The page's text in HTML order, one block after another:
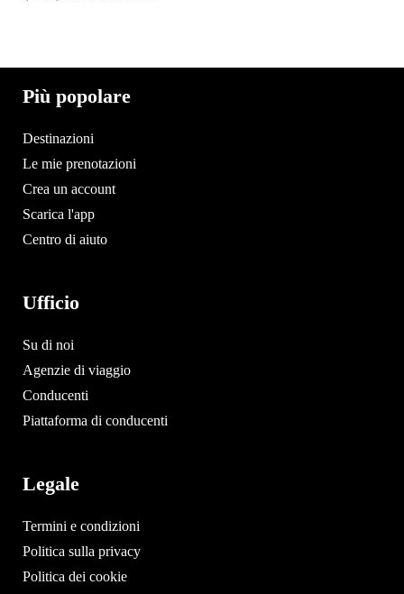
Più popolare
Destinazioni
Le mie prenotazioni
Crea un account
Scarica l'app
Centro di aiuto
Ufficio
Su di noi
Agenzie di viaggio
Conducenti
Piattaforma di conducenti
Legale
Termini e condizioni
Politica sulla privacy
Politica dei cookie